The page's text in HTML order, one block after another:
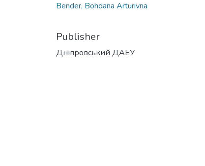
Bender, Bohdana Arturivna
Publisher
Дніпровський ДАЕУ